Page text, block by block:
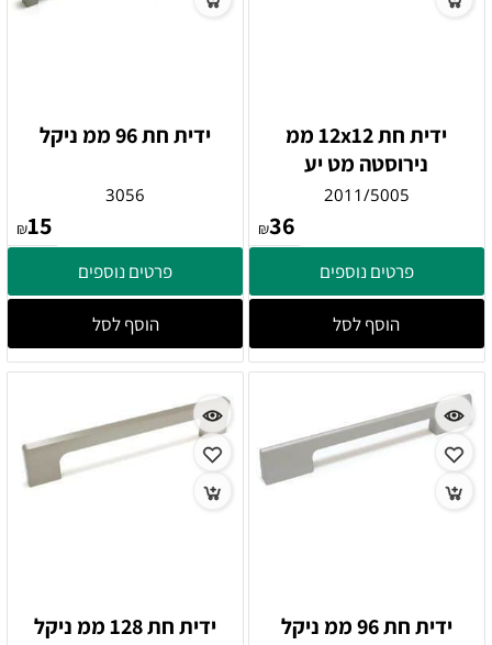
ידית חת 12x12 ממ
נירוסטה מט יע
2011/5005
₪36
פרטים נוספים
הוסף לסל
ידית חת 96 ממ ניקל
3056
₪15
פרטים נוספים
הוסף לסל
ידית חת 96 ממ ניקל ידית חת 128 ממ ניקל